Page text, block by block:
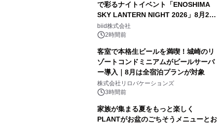
で彩るナイトイベント「ENOSHIMA
SKY LANTERN NIGHT 2026」8月22
日(土)振替開催＆受付スタート！
biid株式会社
2時間前
客室で本格生ビールを満喫！城崎のリ
ゾートコンドミニアムがビールサーバ
ー導入｜8月は全宿泊プランが対象
株式会社リロバケーションズ
3時間前
家族が集まる夏をもっと楽しく
PLANTがお盆のごちそうメニューとお